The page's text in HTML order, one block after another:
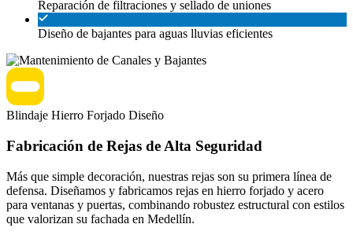
Reparación de filtraciones y sellado de uniones
Diseño de bajantes para aguas lluvias eficientes
Blindaje Hierro Forjado Diseño
Fabricación de Rejas de Alta Seguridad
Más que simple decoración, nuestras rejas son su primera línea de
defensa. Diseñamos y fabricamos rejas en hierro forjado y acero
para ventanas y puertas, combinando robustez estructural con estilos
que valorizan su fachada en Medellín.